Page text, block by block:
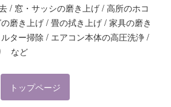
/ 窓・サッシの磨き上げ / 高所のホコ
磨き上げ / 畳の拭き上げ / 家具の磨き
ター掃除 / エアコン本体の高圧洗浄 /
など
トップページ